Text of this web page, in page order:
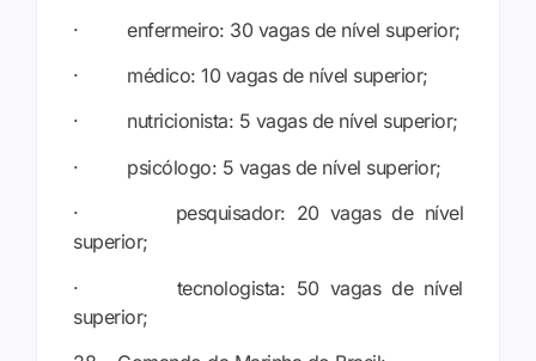
· enfermeiro: 30 vagas de nível superior;
· médico: 10 vagas de nível superior;
· nutricionista: 5 vagas de nível superior;
· psicólogo: 5 vagas de nível superior;
· pesquisador: 20 vagas de nível
superior;
· tecnologista: 50 vagas de nível
superior;